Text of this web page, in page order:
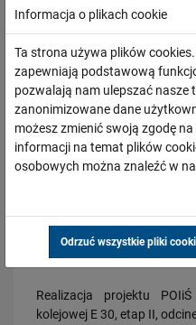
akustycznych.
Wartość umowy dla
PLN netto (360 673
robót wyłonionym w
konsorcjum firm:
Przedsiębiorstwo
Pomorskie
Sp. z o.o. w Gdańsku
Realizacja projektu
kolejowej E 30, etap II,
PRZECZYTAJ
20.07.2026
w Łodzi
PRZECZYTAJ
Informacja o plikach cookie
Ta strona używa plików
zapewniają podstawową
pozwalają nam ulepszać nasze
zanonimizowane dane
możesz zmienić swoją zgodę
informacji na temat plików
osobowych można znaleźć w
Odrzuć wszystkie pliki